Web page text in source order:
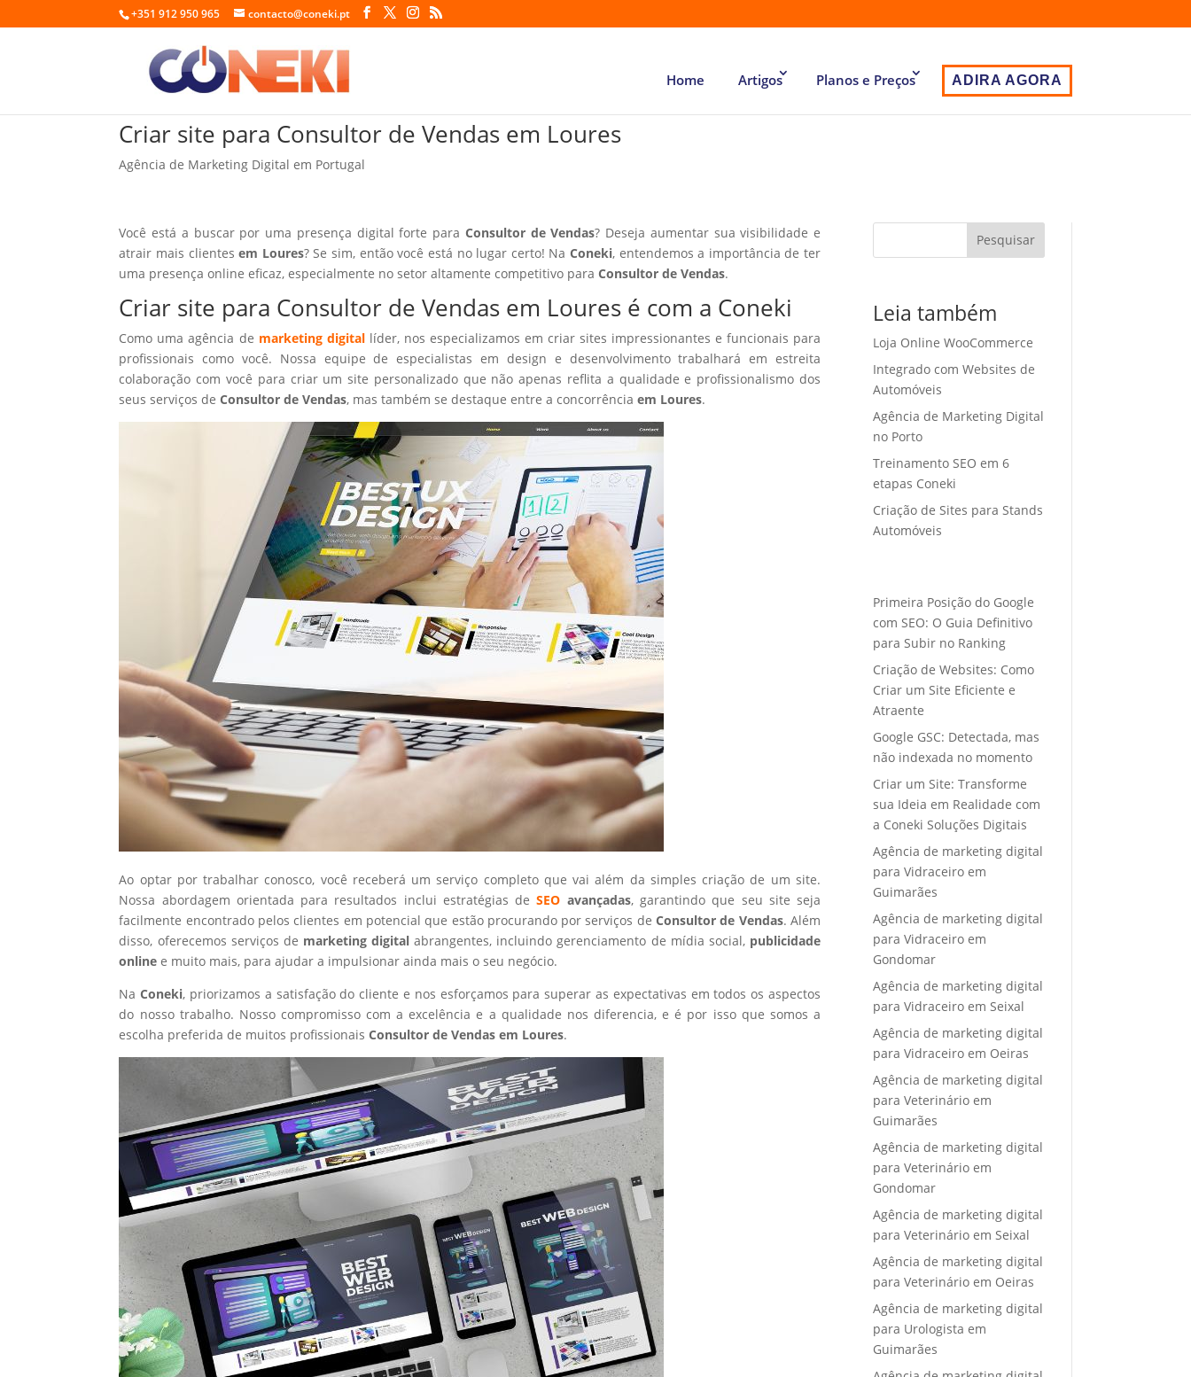
+351 912 950 965 contacto@coneki.pt
Home Artigos Planos e Preços ADIRA AGORA
Criar site para Consultor de Vendas em Loures
Agência de Marketing Digital em Portugal
Você está a buscar por uma presença digital forte para Consultor de Vendas? Deseja aumentar sua visibilidade e
atrair mais clientesem Loures? Se sim, então você está no lugar certo! Na Coneki, entendemos a importância de ter
uma presença online eficaz, especialmente no setor altamente competitivo paraConsultor de Vendas.
Criar site para Consultor de Vendas em Loures é com a Coneki
Como uma agência de marketing digitallíder, nos especializamos em criar sites impressionantes e funcionais para
profissionais como você. Nossa equipe de especialistas em design e desenvolvimento trabalhará em estreita
colaboração com você para criar um site personalizado que não apenas reflita a qualidade e profissionalismo dos
seus serviços deConsultor de Vendas, mas também se destaque entre a concorrênciaem Loures.
Ao optar por trabalhar conosco, você receberá um serviço completo que vai além da simples criação de um site.
Nossa abordagem orientada para resultados inclui estratégias deSEO avançadas, garantindo que seu site seja
facilmente encontrado pelos clientes em potencial que estão procurando por serviços deConsultor de Vendas. Além
disso, oferecemos serviços de marketing digitalabrangentes, incluindo gerenciamento de mídia social, publicidade
online e muito mais, para ajudar a impulsionar ainda mais o seu negócio.
NaConeki, priorizamos a satisfação do cliente e nos esforçamos para superar as expectativas em todos os aspectos
do nosso trabalho. Nosso compromisso com a excelência e a qualidade nos diferencia, e é por isso que somos a
escolha preferida de muitos profissionaisConsultor de Vendas em Loures.
Pesquisar
Leia também
Loja Online WooCommerce
Integrado com Websites de
Automóveis
Agência de Marketing Digital
no Porto
Treinamento SEO em 6
etapas Coneki
Criação de Sites para Stands
Automóveis
Primeira Posição do Google
com SEO: O Guia Definitivo
para Subir no Ranking
Criação de Websites: Como
Criar um Site Eficiente e
Atraente
Google GSC: Detectada, mas
não indexada no momento
Criar um Site: Transforme
sua Ideia em Realidade com
a Coneki Soluções Digitais
Agência de marketing digital
para Vidraceiro em
Guimarães
Agência de marketing digital
para Vidraceiro em
Gondomar
Agência de marketing digital
para Vidraceiro em Seixal
Agência de marketing digital
para Vidraceiro em Oeiras
Agência de marketing digital
para Veterinário em
Guimarães
Agência de marketing digital
para Veterinário em
Gondomar
Agência de marketing digital
para Veterinário em Seixal
Agência de marketing digital
para Veterinário em Oeiras
Agência de marketing digital
para Urologista em
Guimarães